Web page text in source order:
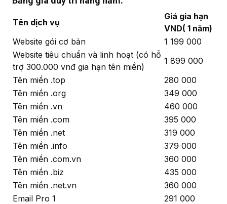
Tên dịch vụ
Giá gia hạn
VND( 1 năm)
Website gói cơ bản
1 199 000
Website tiêu chuẩn và linh hoạt (có hỗ
trợ 300.000 vnđ gia hạn tên miền)
1 899 000
Tên miền .top
280 000
Tên miền .org
349 000
Tên miền .vn
460 000
Tên miền .com
395 000
Tên miền .net
319 000
Tên miền .info
379 000
Tên miền .com.vn
360 000
Tên miền .biz
435 000
Tên miền .net.vn
360 000
Email Pro 1
291 000